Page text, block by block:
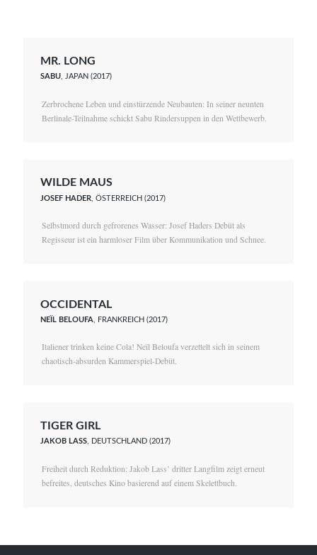
MR. LONG
SABU, JAPAN (2017)
Zerbrochene Leben und einstürzende Neubauten: In seiner neunten
Berlinale-Teilnahme schickt Sabu Rindersuppen in den Wettbewerb.
WILDE MAUS
JOSEF HADER , ÖSTERREICH (2017)
Selbstmord durch gefrorenes Wasser: Josef Haders Debüt als
Regisseur ist ein harmloser Film über Kommunikation und Schnee.
OCCIDENTAL
NEÏL BELOUFA , FRANKREICH (2017)
Italiener trinken keine Cola! Neïl Beloufa verzettelt sich in seinem
chaotisch-absurden Kammerspiel-Debüt.
TIGER GIRL
JAKOB LASS, DEUTSCHLAND (2017)
Freiheit durch Reduktion: Jakob Lass’ dritter Langfilm zeigt erneut
befreites, deutsches Kino basierend auf einem Skelettbuch.